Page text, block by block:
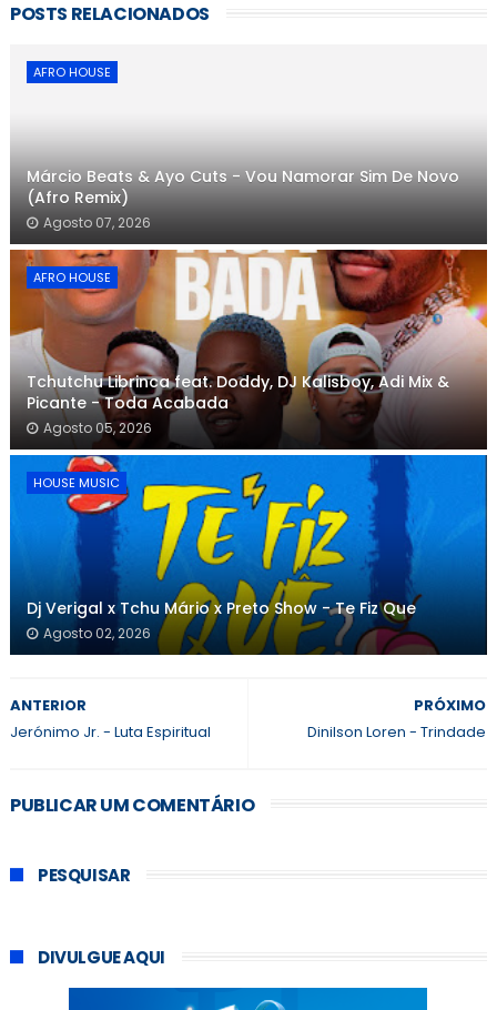
POSTS RELACIONADOS
AFRO HOUSE
Márcio Beats & Ayo Cuts - Vou Namorar Sim De Novo
(Afro Remix)
Agosto 07, 2026
AFRO HOUSE
Tchutchu Librinca feat. Doddy, DJ Kalisboy, Adi Mix &
Picante - Toda Acabada
Agosto 05, 2026
HOUSE MUSIC
Dj Verigal x Tchu Mário x Preto Show - Te Fiz Que
Agosto 02, 2026
PRÓXIMO
Dinilson Loren - Trindade
ANTERIOR
Jerónimo Jr. - Luta Espiritual
PUBLICAR UM COMENTÁRIO
PESQUISAR
DIVULGUE AQUI